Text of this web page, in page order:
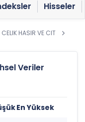
Hisseler
CELIK HASIR VE CIT
Veriler
En Yüksek